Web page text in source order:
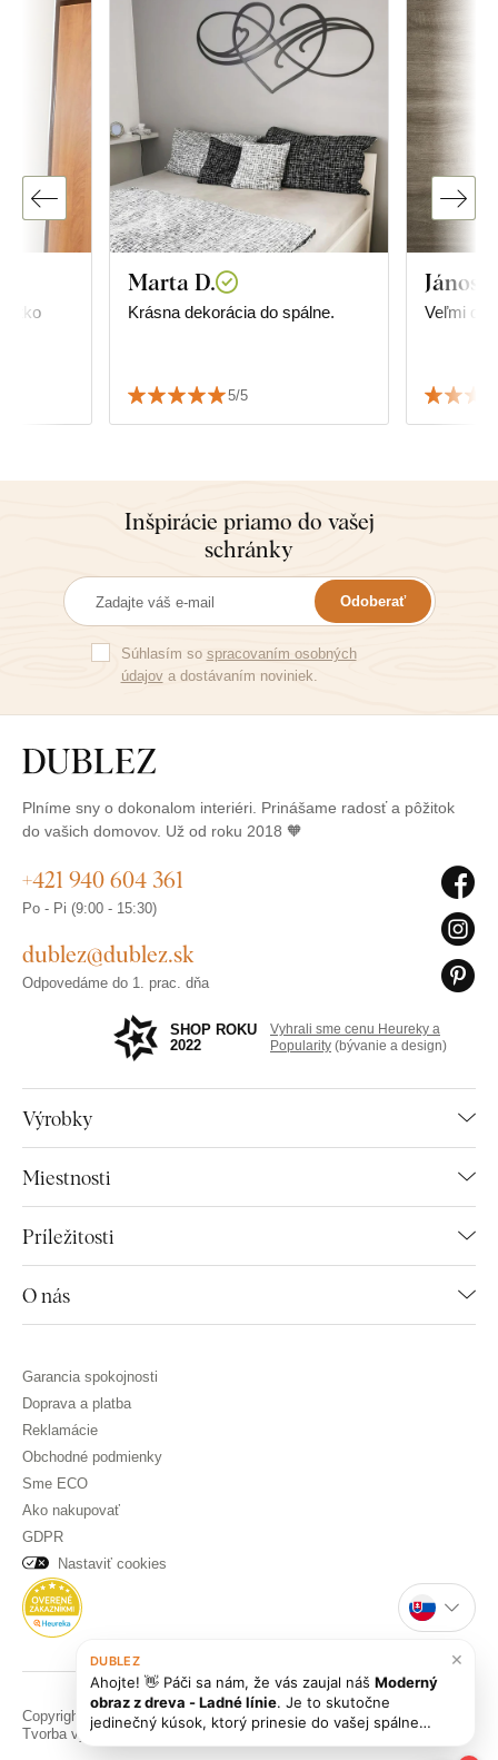
Marta D.
Krásna dekorácia do spálne.
5/5
János
Veľmi
Inšpirácie priamo do vašej
schránky
Odoberať
Súhlasím so spracovaním osobných
údajova dostávaním noviniek.
Plníme sny o dokonalom interiéri. Prinášame radosť a pôžitok
do vašich domovov. Už od roku 2018 🧡
Výrobky
Miestnosti
Príležitosti
O nás
+421 940 604 361
Po - Pi (9:00 - 15:30)
dublez@dublez.sk
Odpovedáme do 1. prac. dňa
SHOP ROKU
2022
Vyhrali sme cenu Heureky a
Popularity (bývanie a design)
Garancia spokojnosti
Doprava a platba
Reklamácie
Obchodné podmienky
Sme ECO
Ako nakupovať
GDPR
Nastaviť cookies
Copyright © DUBLEZ 2026 | Všetky práva vyhradené
Tvorba výkonných internetových obchodov od
RIESENIA
DUBLEZ
Ahojte! 👋 Páči sa nám, že vás zaujal náš Moderný
obraz z dreva - Ladné línie. Je to skutočne
jedinečný kúsok, ktorý prinesie do vašej spálne
×